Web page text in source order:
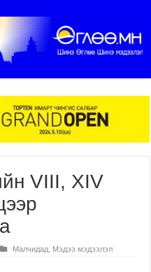
VIII, XIV
Малчидад Мэдээ мэдээлэл